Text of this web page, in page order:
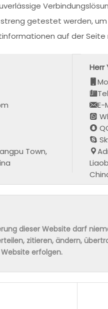
getestet werden,
auf der
Town,
Herr
E-
dieser Website darf
zitieren, ändern,
erfolgen.